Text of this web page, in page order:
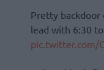
Pretty backdoor
lead with 6:30
pic.twitter.com/